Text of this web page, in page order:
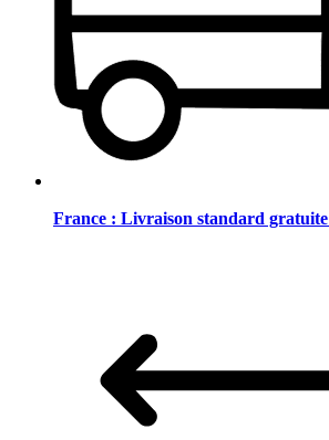
France : Livraison standard gratuite